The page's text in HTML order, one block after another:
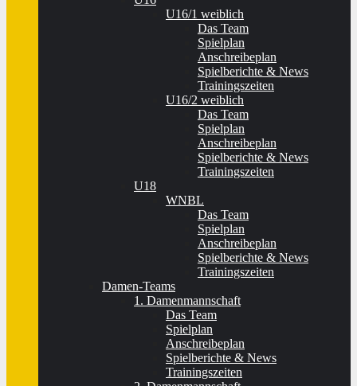
U16/1 weiblich
Das Team
Spielplan
Anschreibeplan
Spielberichte & News
Trainingszeiten
U16/2 weiblich
Das Team
Spielplan
Anschreibeplan
Spielberichte & News
Trainingszeiten
U18
WNBL
Das Team
Spielplan
Anschreibeplan
Spielberichte & News
Trainingszeiten
Damen-Teams
1. Damenmannschaft
Das Team
Spielplan
Anschreibeplan
Spielberichte & News
Trainingszeiten